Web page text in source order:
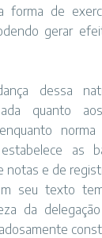
forma de
gerar
dessa
quanto
as
notas e de
seu texto
da